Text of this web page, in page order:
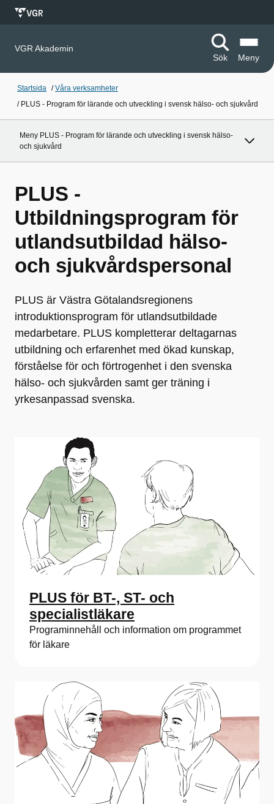
VGR Akademin
Sök
Meny
Startsida /Våra verksamheter
/ PLUS - Program för lärande och utveckling i svensk hälso- och sjukvård
Meny PLUS - Program för lärande och utveckling i svensk hälso-
och sjukvård
PLUS -
Utbildningsprogram för
utlandsutbildad hälso-
och sjukvårdspersonal
PLUS är Västra Götalandsregionens
introduktionsprogram för utlandsutbildade
medarbetare. PLUS kompletterar deltagarnas
utbildning och erfarenhet med ökad kunskap,
förståelse för och förtrogenhet i den svenska
hälso- och sjukvården samt ger träning i
yrkesanpassad svenska.
PLUS för BT-, ST- och
specialistläkare
Programinnehåll och information om programmet
för läkare